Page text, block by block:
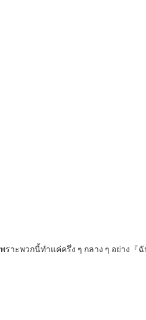
ะพวกนี้ทำแค่ครึ่ง ๆ กลาง ๆ อย่าง『ฉั